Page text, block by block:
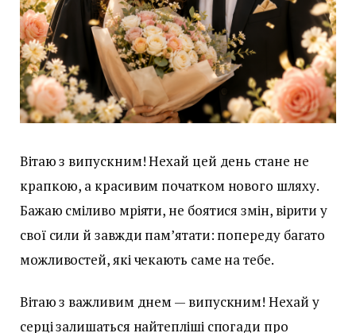
Вітаю з випускним! Нехай цей день стане не
крапкою, а красивим початком нового шляху.
Бажаю сміливо мріяти, не боятися змін, вірити у
свої сили й завжди пам’ятати: попереду багато
можливостей, які чекають саме на тебе.
Вітаю з важливим днем — випускним! Нехай у
серці залишаться найтепліші спогади про